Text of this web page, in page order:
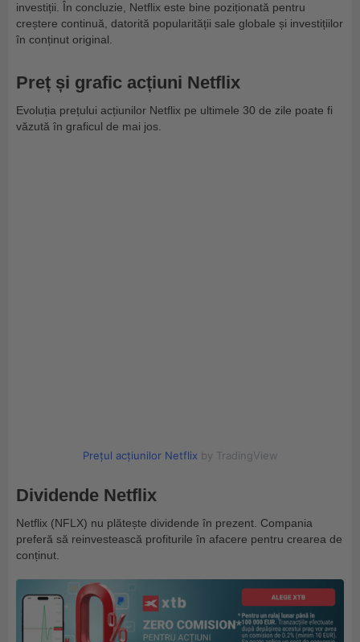
investiții. În concluzie, Netflix este bine poziționată pentru
creștere continuă, datorită popularității sale globale și investițiilor
în conținut original.
Preț și grafic acțiuni Netflix
Evoluția prețului acțiunilor Netflix pe ultimele 30 de zile poate fi
văzută în graficul de mai jos.
Prețul acțiunilor Netflix by TradingView
Dividende Netflix
Netflix (NFLX) nu plătește dividende în prezent. Compania
preferă să reinvestească profiturile în afacere pentru crearea de
conținut.